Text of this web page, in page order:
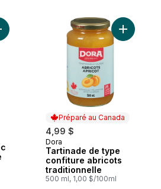
Dora Confiture avec Pectine
Préparé au Canada
4,99 $
Préparé au Canada
Dora
Tartinade de type
confiture abricots
traditionnelle
500 ml, 1,00 $/100ml
Ajouter